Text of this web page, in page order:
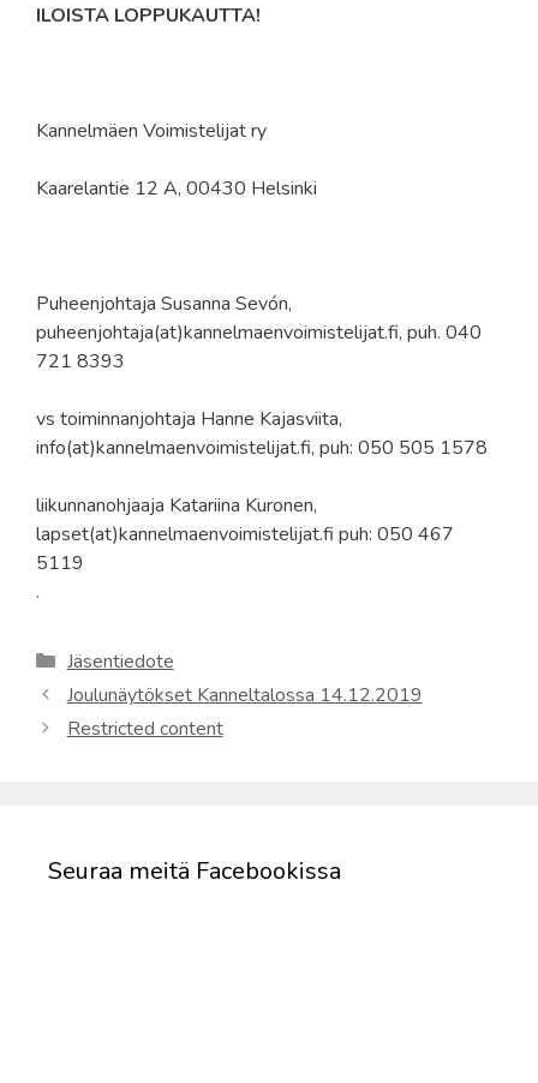
ILOISTA LOPPUKAUTTA!
Kannelmäen Voimistelijat ry
Kaarelantie 12 A, 00430 Helsinki
Puheenjohtaja Susanna Sevón,
puheenjohtaja(at)kannelmaenvoimistelijat.fi, puh. 040
721 8393
vs toiminnanjohtaja Hanne Kajasviita,
info(at)kannelmaenvoimistelijat.fi, puh: 050 505 1578
liikunnanohjaaja Katariina Kuronen,
lapset(at)kannelmaenvoimistelijat.fi puh: 050 467
5119
.
Kategoriat
Jäsentiedote
Joulunäytökset Kanneltalossa 14.12.2019
Restricted content
Seuraa meitä Facebookissa